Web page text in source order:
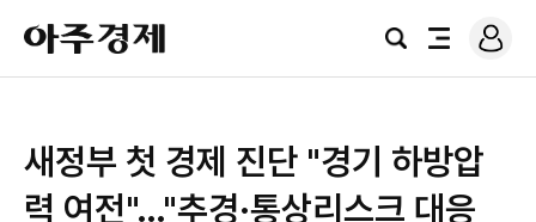
아
주
경
검
전
로
그
새정부 첫 경제 진단 "경기 하방압
력 여전"…"추경·통상리스크 대응